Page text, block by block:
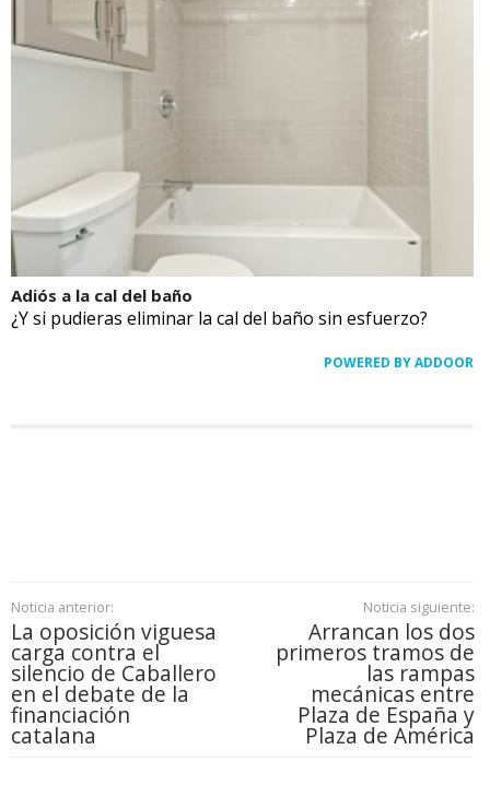
Adiós a la cal del baño
¿Y si pudieras eliminar la cal del baño sin esfuerzo?
POWERED BY ADDOOR
Noticia anterior:
La oposición viguesa
carga contra el
silencio de Caballero
en el debate de la
financiación
catalana
Noticia siguiente:
Arrancan los dos
primeros tramos de
las rampas
mecánicas entre
Plaza de España y
Plaza de América